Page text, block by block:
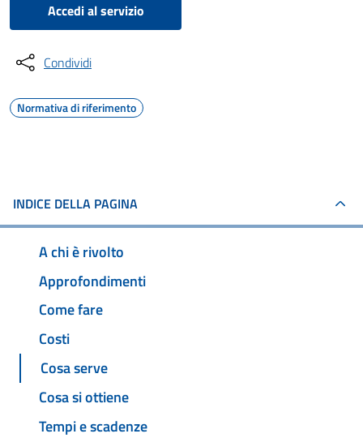
Accedi al servizio
Condividi
Normativa di riferimento
INDICE DELLA PAGINA
A chi è rivolto
Approfondimenti
Come fare
Costi
Cosa serve
Cosa si ottiene
Tempi e scadenze